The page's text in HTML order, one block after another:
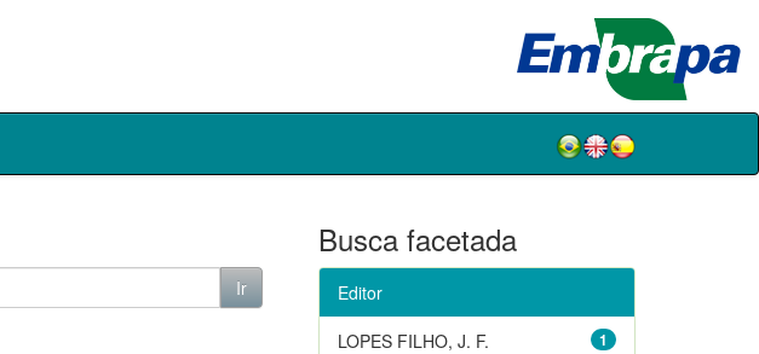
Busca facetada
Editor
1
LOPES FILHO, J. F.